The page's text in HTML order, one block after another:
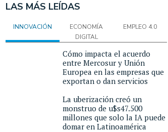
LAS MÁS LEÍDAS
INNOVACIÓN
ECONOMÍA
DIGITAL
EMPLEO 4.0
Cómo impacta el acuerdo
entre Mercosur y Unión
Europea en las empresas que
exportan o dan servicios
La uberización creó un
monstruo de u$s47.500
millones que solo la IA puede
domar en Latinoamérica